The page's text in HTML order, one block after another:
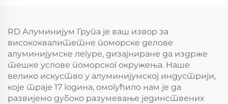
RD Алуминијум Група је ваш извор за
висококвалитетне поморске делове
алуминијумске легуре, дизајниране да издрже
тешке услове поморског окружења. Наше
велико искуство у алуминијумској индустрији,
које траје 17 година, омогућило нам је да
развијемо дубоко разумевање јединствених